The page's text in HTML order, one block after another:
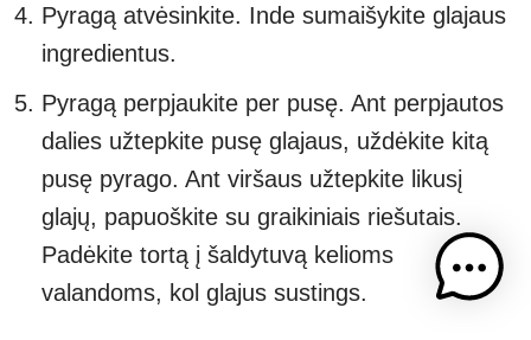
Pyragą atvėsinkite. Inde sumaišykite glajaus
ingredientus.
Pyragą perpjaukite per pusę. Ant perpjautos
dalies užtepkite pusę glajaus, uždėkite kitą
pusę pyrago. Ant viršaus užtepkite likusį
glajų, papuoškite su graikiniais riešutais.
Padėkite tortą į šaldytuvą kelioms
valandoms, kol glajus sustings.